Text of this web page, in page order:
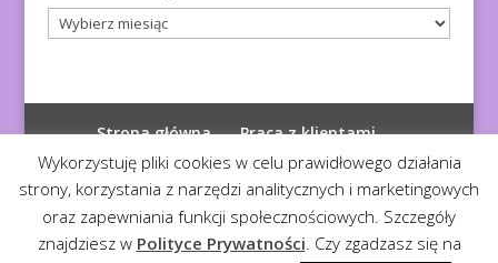
Archiwum
artykułów
Strona główna
Praca z klientami
Polityka prywatności
© 2026 Diagnoza Duszy| Kopiowanie zabronione
Wykorzystuję pliki cookies w celu prawidłowego działania
strony, korzystania z narzędzi analitycznych i marketingowych
oraz zapewniania funkcji społecznościowych. Szczegóły
znajdziesz w Polityce Prywatności. Czy zgadzasz się na